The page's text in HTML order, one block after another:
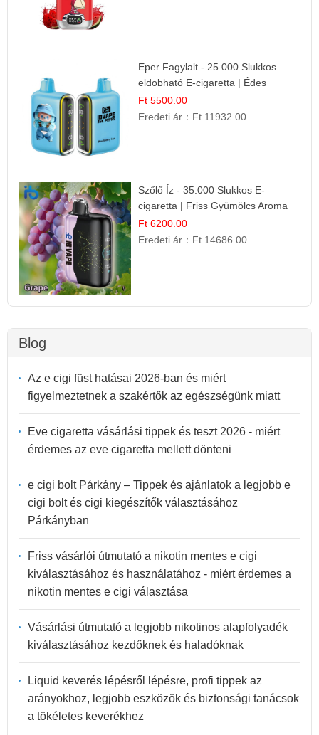
Eper Fagylalt - 25.000 Slukkos
eldobható E-cigaretta | Édes
Desszert Íz
Ft 5500.00
Eredeti ár： Ft 11932.00
Szőlő Íz - 35.000 Slukkos E-
cigaretta | Friss Gyümölcs Aroma
Ft 6200.00
Eredeti ár： Ft 14686.00
Blog
Az e cigi füst hatásai 2026-ban és miért
figyelmeztetnek a szakértők az egészségünk miatt
Eve cigaretta vásárlási tippek és teszt 2026 - miért
érdemes az eve cigaretta mellett dönteni
e cigi bolt Párkány – Tippek és ajánlatok a legjobb e
cigi bolt és cigi kiegészítők választásához
Párkányban
Friss vásárlói útmutató a nikotin mentes e cigi
kiválasztásához és használatához - miért érdemes a
nikotin mentes e cigi választása
Vásárlási útmutató a legjobb nikotinos alapfolyadék
kiválasztásához kezdőknek és haladóknak
Liquid keverés lépésről lépésre, profi tippek az
arányokhoz, legjobb eszközök és biztonsági tanácsok
a tökéletes keverékhez